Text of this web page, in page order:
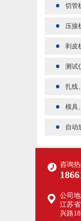
切管
压接
剥皮
测试
扎线
模具
自动
咨询
公司
江苏
兴路